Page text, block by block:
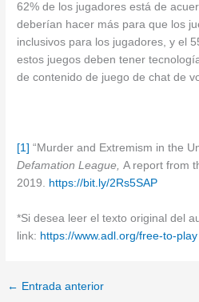
62% de los jugadores está de
deberían hacer más para que los
inclusivos para los jugadores, y el
estos juegos deben tener
de contenido de juego de chat de
[1] “Murder and Extremism in the
Defamation League, A report from
2019. https://bit.ly/2Rs5SAP
*Si desea leer el texto original del
link: https://www.adl.org/free-to-play
← Entrada anterior